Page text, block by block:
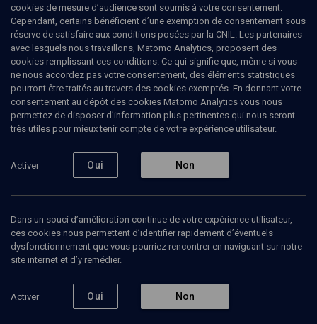
Abonnez-vous à notre newsletter
La rédaction
cookies de mesure d’audience sont soumis à votre consentement.
Cependant, certains bénéficient d’une exemption de consentement sous
réserve de satisfaire aux conditions posées par la CNIL. Les partenaires
avec lesquels nous travaillons, Matomo Analytics, proposent des
cookies remplissant ces conditions. Ce qui signifie que, même si vous
ne nous accordez pas votre consentement, des éléments statistiques
pourront être traités au travers des cookies exemptés. En donnant votre
consentement au dépôt des cookies Matomo Analytics vous nous
permettez de disposer d’information plus pertinentes qui nous seront
très utiles pour mieux tenir compte de votre expérience utilisateur.
Activer Oui Non
Dans un souci d’amélioration continue de votre expérience utilisateur,
ces cookies nous permettent d’identifier rapidement d’éventuels
dysfonctionnement que vous pourriez rencontrer en naviguant sur notre
site internet et d’y remédier.
Activer Oui Non